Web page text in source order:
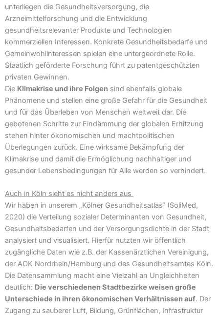
unterliegen die Gesundheitsversorgung, die
Arzneimittelforschung und die Entwicklung
gesundheitsrelevanter Produkte und Technologien
kommerziellen Interessen. Konkrete Gesundheitsbedarfe und
Gemeinwohlinteressen spielen eine untergeordnete Rolle.
Staatlich geförderte Forschung führt zu patentgeschützten
privaten Gewinnen.
Die Klimakrise und ihre Folgen sind ebenfalls globale
Phänomene und stellen eine große Gefahr für die Gesundheit
und für das Überleben von Menschen weltweit dar. Die
gebotenen Schritte zur Eindämmung der globalen Erhitzung
stehen hinter ökonomischen und machtpolitischen
Überlegungen zurück. Eine wirksame Bekämpfung der
Klimakrise und damit die Ermöglichung nachhaltiger und
gesunder Lebensbedingungen für Alle werden so verhindert.
Auch in Köln sieht es nicht anders aus
Wir haben in unserem „Kölner Gesundheitsatlas“ (SoliMed,
2020) die Verteilung sozialer Determinanten von Gesundheit,
Gesundheitsbedarfen und der Versorgungsdichte in der Stadt
analysiert und visualisiert. Hierfür nutzten wir öffentlich
zugängliche Daten wie z.B. der Kassenärztlichen Vereinigung,
der AOK Nordrhein/Hamburg und des Gesundheitsamtes Köln.
Die Datensammlung macht eine Vielzahl an Ungleichheiten
deutlich: Die verschiedenen Stadtbezirke weisen große
Unterschiede in ihren ökonomischen Verhältnissen auf. Der
Zugang zu sauberer Luft, Bildung, Grünflächen, Infrastruktur